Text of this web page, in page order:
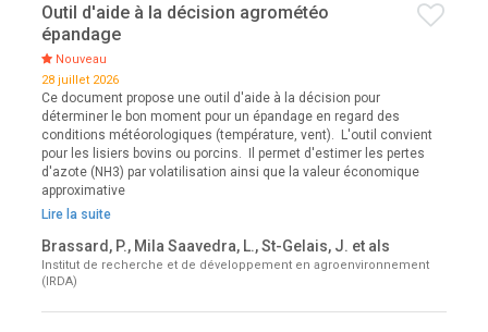
Outil d'aide à la décision agrométéo
épandage
Nouveau
28 juillet 2026
Ce document propose une outil d'aide à la décision pour
déterminer le bon moment pour un épandage en regard des
conditions météorologiques (température, vent). L'outil convient
pour les lisiers bovins ou porcins. Il permet d'estimer les pertes
d'azote (NH3) par volatilisation ainsi que la valeur économique
approximative
Lire la suite
Brassard, P., Mila Saavedra, L., St-Gelais, J. et als
Institut de recherche et de développement en agroenvironnement
(IRDA)